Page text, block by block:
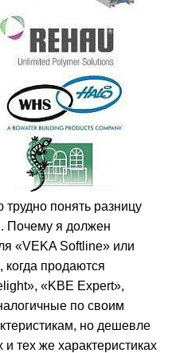
понять разницу
Почему я должен
«VEKA Softline» или
продаются
«KBE Expert»,
по своим
но дешевле
тех же характеристиках